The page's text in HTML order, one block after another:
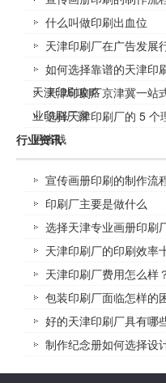
什么叫做印刷出血位
天津印刷厂在广告发展
如何选择靠谱的天津印
天津印刷攻略
天津印刷厂京津冀一站
业印刷厂家
选择天津印刷厂的 5 个
更省钱
行业资讯
宣传画册印刷的制作流
印刷厂主要是做什么
选择天津专业画册印刷
天津印刷厂的印刷效率
天津印刷厂费用怎么样
包装印刷厂面临怎样的
好的天津印刷厂具有哪
制作纪念册如何选择设